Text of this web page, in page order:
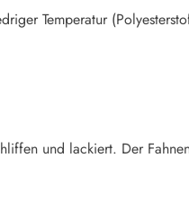
Temperatur
und lackiert. Der